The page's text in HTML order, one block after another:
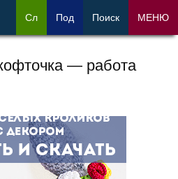
— работа
Сл Под Поиск МЕНЮ